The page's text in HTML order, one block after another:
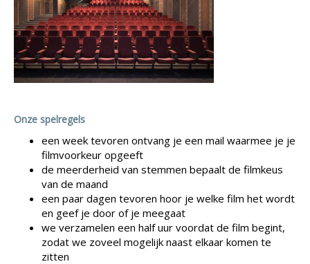
Onze spelregels
een week tevoren ontvang je een mail waarmee je je
filmvoorkeur opgeeft
de meerderheid van stemmen bepaalt de filmkeus
van de maand
een paar dagen tevoren hoor je welke film het wordt
en geef je door of je meegaat
we verzamelen een half uur voordat de film begint,
zodat we zoveel mogelijk naast elkaar komen te
zitten